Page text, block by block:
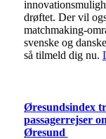
drøftet. Der vil
matchmaking-
svenske og
så tilmeld dig nu.
Øresundsindex
passagerrejser
Øresund